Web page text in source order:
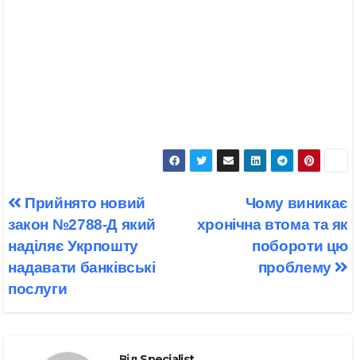
Навігація
записів
Чому виникає
хронічна втома та як
побороти цю
проблему
Прийнято новий
закон №2788-Д який
наділяє Укрпошту
надавати банківські
послуги